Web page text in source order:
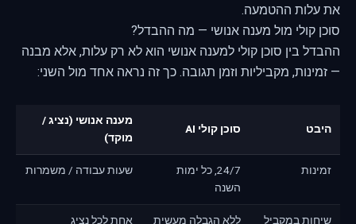
את עלות ההטמעה.
סוכן קולי מול מענה אנושי — מה ההבדל?
ההבדל בין סוכן קולי למענה אנושי הוא לא רק עלות, אלא מבנה
— זמינות, מקביליות וזמן תגובה. כך זה נראה אחד מול השני:
היבט סוכן קולי AI
מענה אנושי (נציג /
מוקד)
זמינות
24/7, כל ימות
השנה
שעות עבודה / משמרות
שיחות במקביל ללא הגבלה מעשית אחת לכל נציג